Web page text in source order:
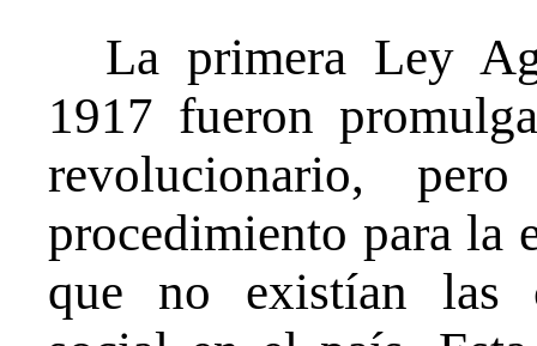
La primera Ley
1917 fueron
revolucionario,
procedimiento para la
que no existían las